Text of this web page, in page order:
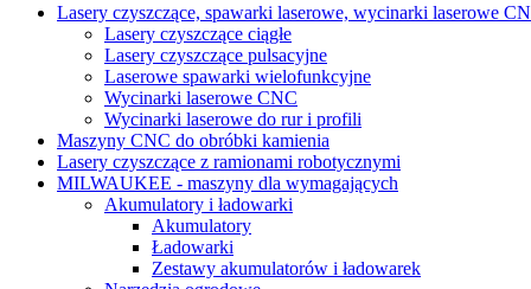
Lasery czyszczące, spawarki laserowe, wycinarki laserowe
Lasery czyszczące ciągłe
Lasery czyszczące pulsacyjne
Laserowe spawarki wielofunkcyjne
Wycinarki laserowe CNC
Wycinarki laserowe do rur i profili
Maszyny CNC do obróbki kamienia
Lasery czyszczące z ramionami robotycznymi
MILWAUKEE - maszyny dla wymagających
Akumulatory i ładowarki
Akumulatory
Ładowarki
Zestawy akumulatorów i ładowarek